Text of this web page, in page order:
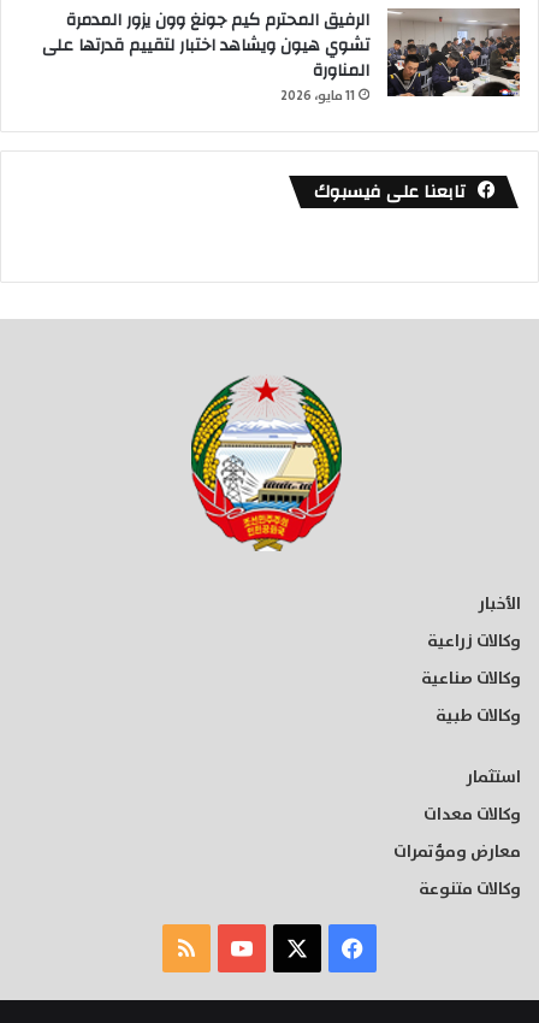
الرفيق المحترم كيم جونغ وون يزور المدمرة
تشوي هيون ويشاهد اختبار لتقييم قدرتها على
المناورة
11 مايو، 2026
تابعنا على فيسبوك
الأخبار
وكالات زراعية
وكالات صناعية
وكالات طبية
استثمار
وكالات معدات
معارض ومؤتمرات
وكالات متنوعة
فيسبوك ‫YouTubeملخص
الموقع